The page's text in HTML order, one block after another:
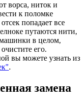
ворса, ниток и
к поломке
попадает все
путаются нити,
машинки в целом,
его.
вы можете узнать из
".
замена